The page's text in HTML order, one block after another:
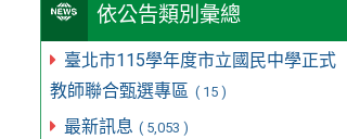
依公告類別彙總
臺北市115學年度市立國民中學正式
教師聯合甄選專區 ( 15 )
最新訊息 ( 5,053 )